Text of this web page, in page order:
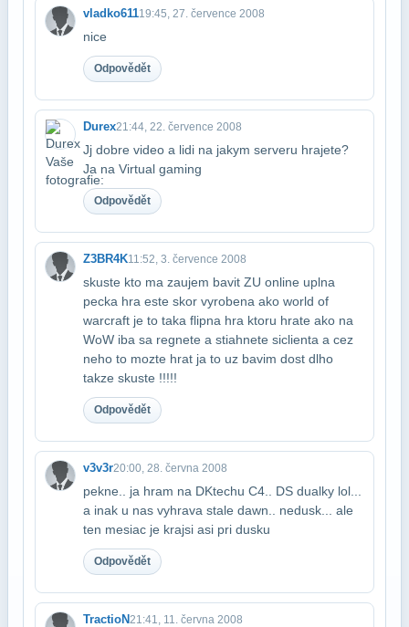
vladko61119:45, 27. července 2008
nice
Odpovědět
Durex21:44, 22. července 2008
Jj dobre video a lidi na jakym serveru hrajete?
Ja na Virtual gaming
Odpovědět
Z3BR4K11:52, 3. července 2008
skuste kto ma zaujem bavit ZU online uplna
pecka hra este skor vyrobena ako world of​
warcraft je to taka flipna hra ktoru hrate ako na
WoW iba sa regnete a stiahnete si​clienta a cez
neho to mozte hrat ja to uz bavim dost dlho
takze skuste !!!!!
Odpovědět
v3v3r20:00, 28. června 2008
pekne.. ja hram na DKtechu C4.. DS dualky lol...
a inak u nas vyhrava stale dawn.. ne​dusk... ale
ten mesiac je krajsi asi pri dusku
Odpovědět
TractioN21:41, 11. června 2008